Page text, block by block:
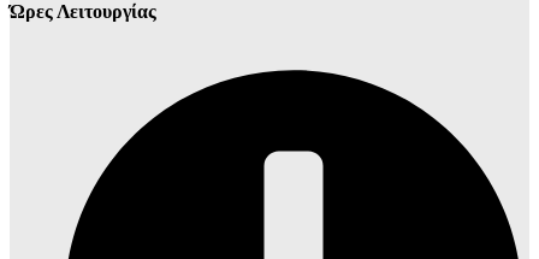
Ώρες Λειτουργίας